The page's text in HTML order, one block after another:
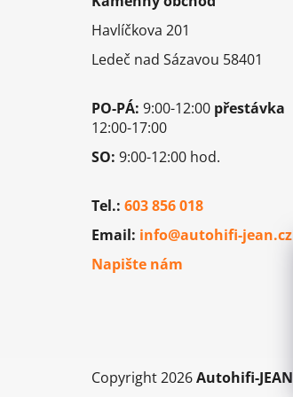
Havlíčkova 201
Ledeč nad Sázavou 58401
PO-PÁ: 9:00-12:00 přestávka
12:00-17:00
SO: 9:00-12:00 hod.
Tel.: 603 856 018
Email: info@autohifi-jean.cz
Napište nám
Copyright 2026Autohifi-JEAN